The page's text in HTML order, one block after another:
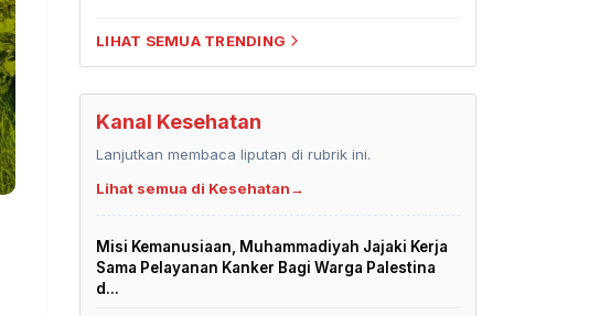
LIHAT SEMUA TRENDING
Kanal Kesehatan
Lanjutkan membaca liputan di rubrik ini.
Lihat semua di Kesehatan→
Misi Kemanusiaan, Muhammadiyah Jajaki Kerja
Sama Pelayanan Kanker Bagi Warga Palestina
d...